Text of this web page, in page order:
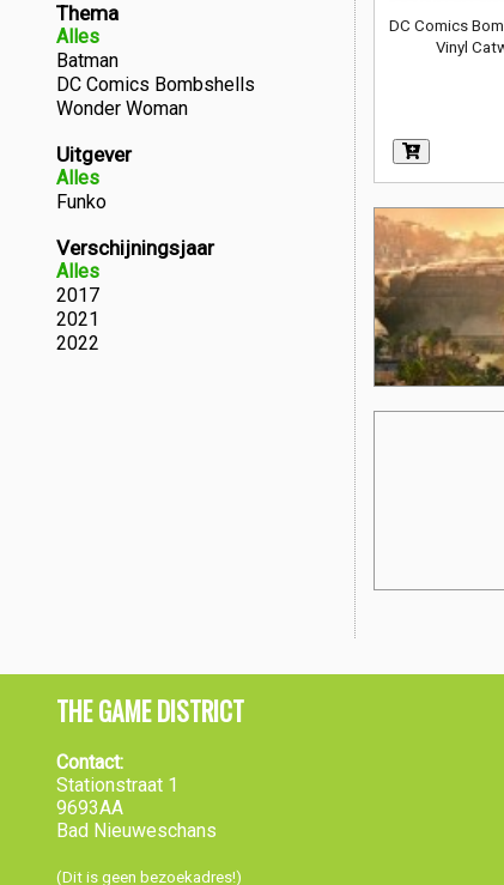
Thema
Alles
Batman
DC Comics Bombshells
Wonder Woman
Uitgever
Alles
Funko
Verschijningsjaar
Alles
2017
2021
2022
DC Comics
Vinyl
THE GAME DISTRICT
Contact:
Stationstraat 1
9693AA
Bad Nieuweschans
(Dit is geen bezoekadres!)